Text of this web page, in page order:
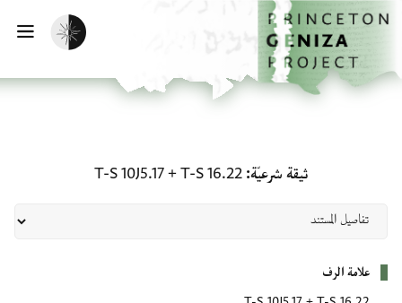
إلى المحتوى الرئيسي
الرئيسية
تفعيل الوضع المظلم
ثيقة شرعيّة T-S 16.22
+
T-S 10J5.17
علامة الرف